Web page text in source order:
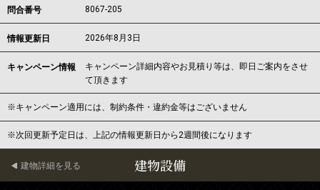
問合番号 8067-205
情報更新日 2026年8月3日
キャンペーン情報
キャンペーン詳細内容やお見積り等は、即日ご案内をさせ
て頂きます
※キャンペーン適用には、制約条件・違約金等はございません
※次回更新予定日は、上記の情報更新日から2週間後になります
建物設備
建物詳細を見る